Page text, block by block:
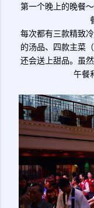
第一个晚上的晚餐
每次都有三款精致
的汤品、四款主菜
还会送上甜品。虽
午餐